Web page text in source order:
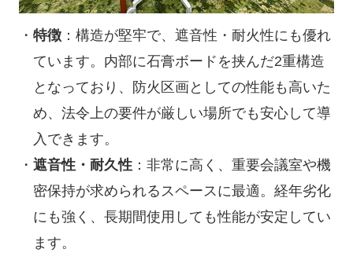
特徴：構造が堅牢で、遮音性・耐火性にも優れ
ています。内部に石膏ボードを挟んだ2重構造
となっており、防火区画としての性能も高いた
め、法令上の要件が厳しい場所でも安心して導
入できます。
遮音性・耐久性：非常に高く、重要会議室や機
密保持が求められるスペースに最適。経年劣化
にも強く、長期間使用しても性能が安定してい
ます。